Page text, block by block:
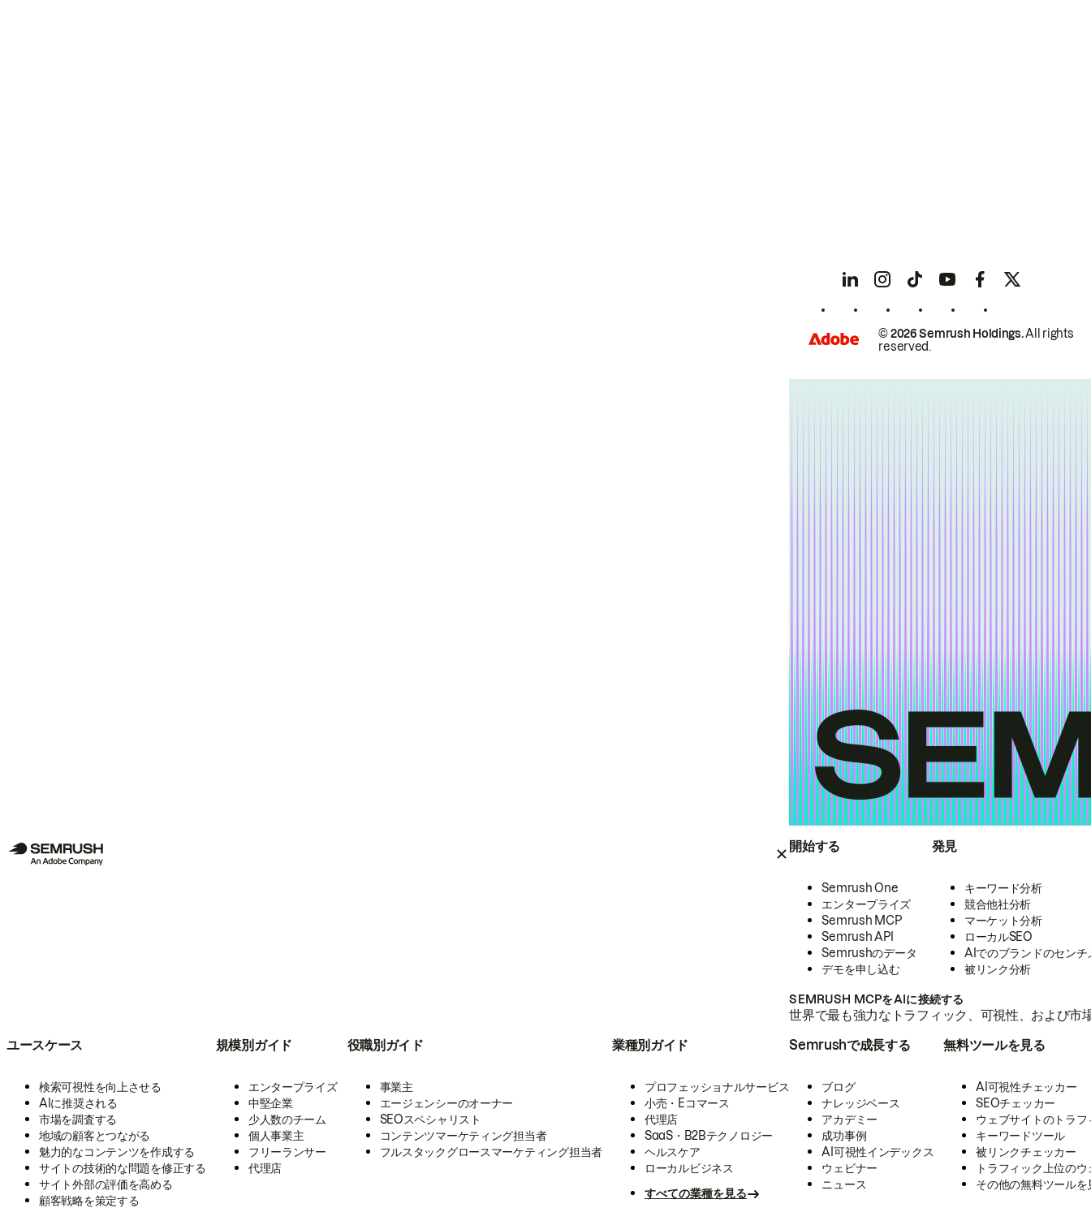
開始する
Semrush One
エンタープライズ
Semrush MCP
Semrush API
Semrushのデータ
デモを申し込む
発見
キーワード分析
競合他社分析
マーケット分析
ローカルSEO
AIでのブランドのセンチ
被リンク分析
SEMRUSH MCPをAIに接続する
世界で最も強力なトラフィック、可視性、および
ユースケース
検索可視性を向上させる
AIに推奨される
市場を調査する
地域の顧客とつながる
魅力的なコンテンツを作成する
サイトの技術的な問題を修正する
サイト外部の評価を高める
顧客戦略を策定する
規模別ガイド
エンタープライズ
中堅企業
少人数のチーム
個人事業主
フリーランサー
代理店
役職別ガイド
事業主
エージェンシーのオーナー
SEOスペシャリスト
コンテンツマーケティング担当者
フルスタックグロースマーケティング担当者
業種別ガイド
プロフェッショナルサービス
小売・Eコマース
代理店
SaaS・B2Bテクノロジー
ヘルスケア
ローカルビジネス
すべての業種を見る
Semrushで成長する
ブログ
ナレッジベース
アカデミー
成功事例
AI可視性インデックス
ウェビナー
ニュース
無料ツールを見る
AI可視性チェッカー
SEOチェッカー
ウェブサイトのトラ
キーワードツール
被リンクチェッカー
トラフィック上位の
その他の無料ツールを
© 2026 Semrush Holdings.All rights
reserved.